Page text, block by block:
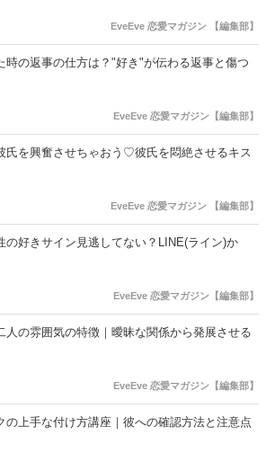
EveEve 恋愛マガジン 【編集部】
時の返事の仕方は？"好き"が伝わる返事と傷つ
EveEve 恋愛マガジン【編集部】
氏を興奮させちゃおう♡彼氏を悶絶させるキス
EveEve 恋愛マガジン 【編集部】
の好きサイン見逃してない？LINE(ライン)か
EveEve 恋愛マガジン【編集部】
人の雰囲気の特徴｜曖昧な関係から発展させる
EveEve 恋愛マガジン【編集部】
の上手な付け方講座｜彼への確認方法と注意点